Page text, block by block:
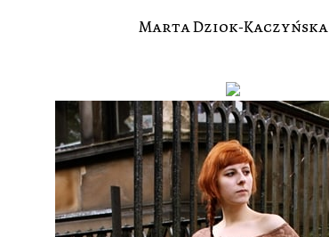
Marta Dziok-Kaczyńska